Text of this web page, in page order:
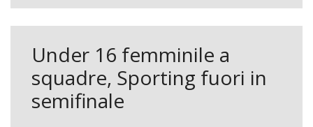
Under 16 femminile a
squadre, Sporting fuori in
semifinale